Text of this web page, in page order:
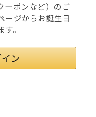
ーポンなど）のご
ージからお誕生日
。